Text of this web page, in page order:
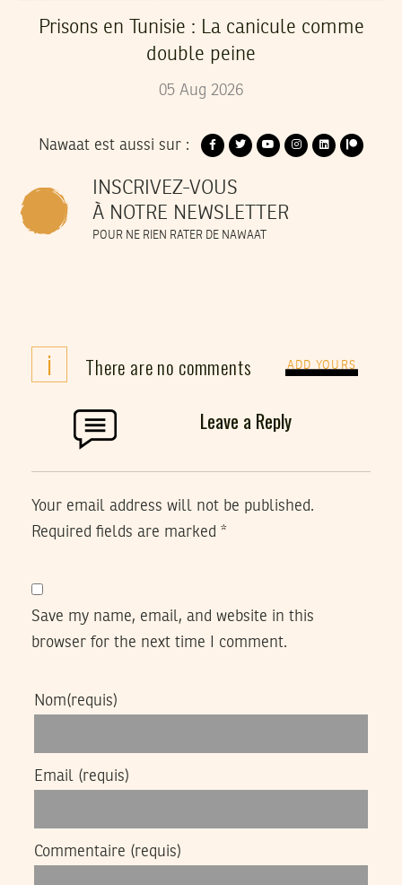
Prisons en Tunisie : La canicule comme
double peine
05 Aug 2026
Nawaat est aussi sur :
INSCRIVEZ-VOUS
À NOTRE NEWSLETTER
POUR NE RIEN RATER DE NAWAAT
i There are no comments ADD YOURS
Leave a Reply
Your email address will not be published.
Required fields are marked *
Save my name, email, and website in this
browser for the next time I comment.
Nom(requis)
Email (requis)
Commentaire (requis)